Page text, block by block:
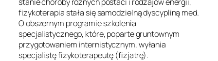
fizykoterapia stała się samodzielną dyscypliną med.
O obszernym programie szkolenia
specjalistycznego, które, poparte gruntownym
przygotowaniem internistycznym, wyłania
specjalistę fizykoterapeutę (fizjatrę).